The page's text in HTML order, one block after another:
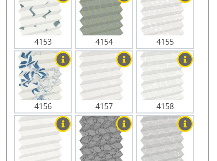
4153 4154 4155
4156 4157 4158